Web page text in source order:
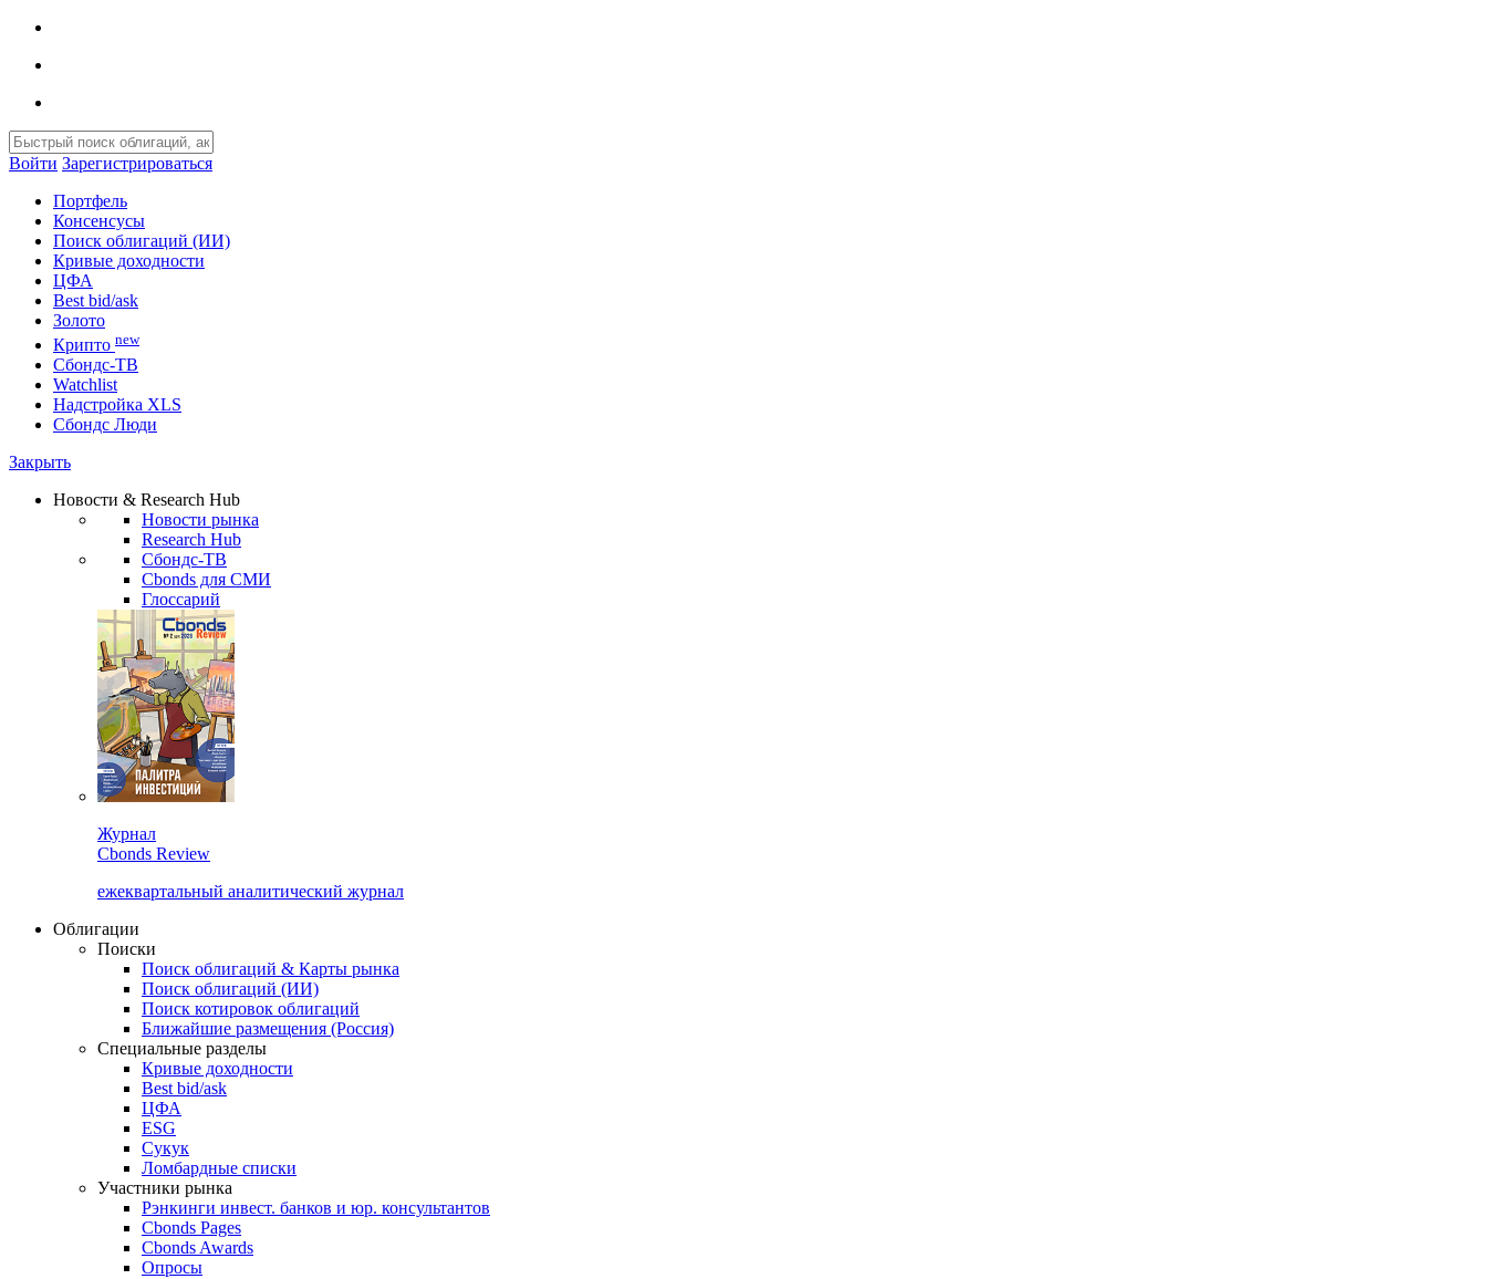
Войти Зарегистрироваться
Портфель
Консенсусы
Поиск облигаций (ИИ)
Кривые доходности
ЦФА
Best bid/ask
Золото
Крипто new
Сбондс-ТВ
Watchlist
Надстройка XLS
Сбондс Люди
Закрыть
Новости & Research Hub
Новости рынка
Research Hub
Сбондс-ТВ
Cbonds для СМИ
Глоссарий
Журнал
Cbonds Review
ежеквартальный аналитический журнал
Облигации
Поиски
Поиск облигаций & Карты рынка
Поиск облигаций (ИИ)
Поиск котировок облигаций
Ближайшие размещения (Россия)
Специальные разделы
Кривые доходности
Best bid/ask
ЦФА
ESG
Сукук
Ломбардные списки
Участники рынка
Рэнкинги инвест. банков и юр. консультантов
Cbonds Pages
Cbonds Awards
Опросы